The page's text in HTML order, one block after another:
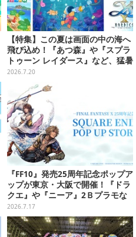
【特集】この夏は画面の中の海へ
飛び込め！『あつ森』や『スプラ
トゥーン レイダース』など、猛暑
を忘れて遊びたい“海ゲー”おすす
2026.7.20
『FF10』発売25周年記念ポップア
ップが東京・大阪で開催！『ドラ
クエ』や『ニーア』2Ｂプラモな
ども販売
2026.7.17